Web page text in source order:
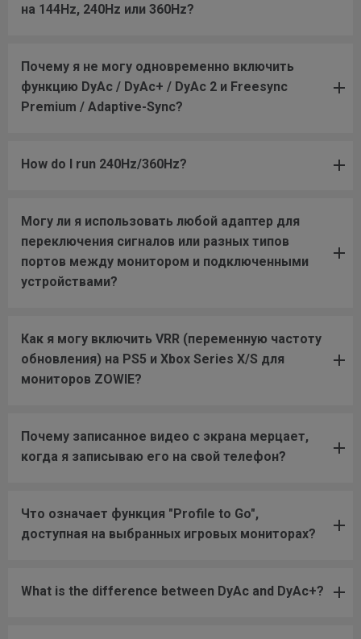
на 144Hz, 240Hz или 360Hz?
Почему я не могу одновременно включить
функцию DyAc / DyAc+ / DyAc 2 и Freesync
Premium / Adaptive-Sync?
How do I run 240Hz/360Hz?
Могу ли я использовать любой адаптер для
переключения сигналов или разных типов
портов между монитором и подключенными
устройствами?
Как я могу включить VRR (переменную частоту
обновления) на PS5 и Xbox Series X/S для
мониторов ZOWIE?
Почему записанное видео с экрана мерцает,
когда я записываю его на свой телефон?
Что означает функция "Profile to Go",
доступная на выбранных игровых мониторах?
What is the difference between DyAc and DyAc+?